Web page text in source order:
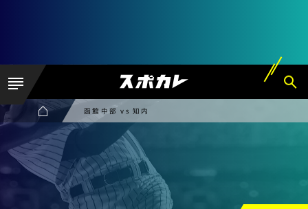
函館中部 vs 知内